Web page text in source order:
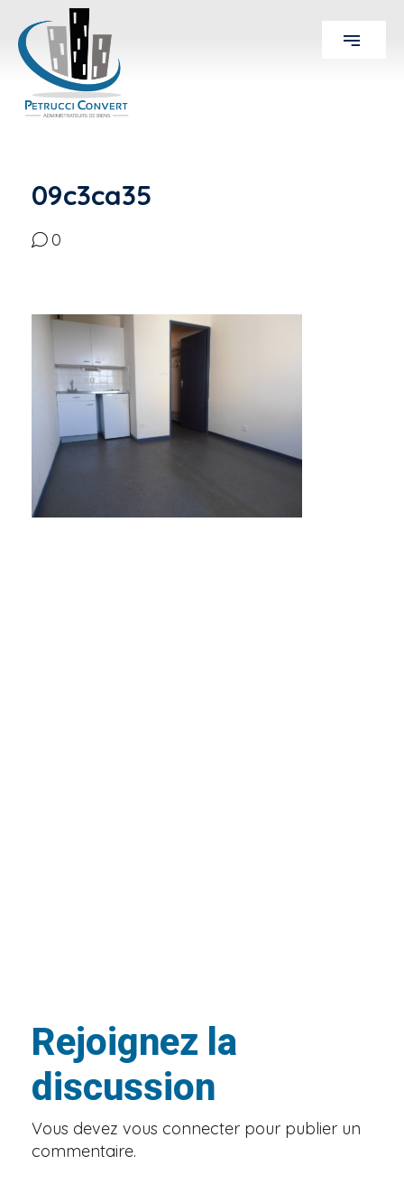
09c3ca35
0
Rejoignez la
discussion
Vous devez vous connecter pour publier un
commentaire.